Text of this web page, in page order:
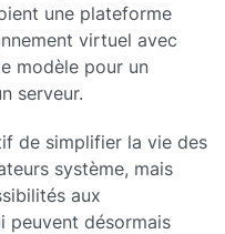
une plateforme
virtuel avec
modèle pour un
serveur.
de simplifier la vie des
système, mais
aux
peuvent désormais